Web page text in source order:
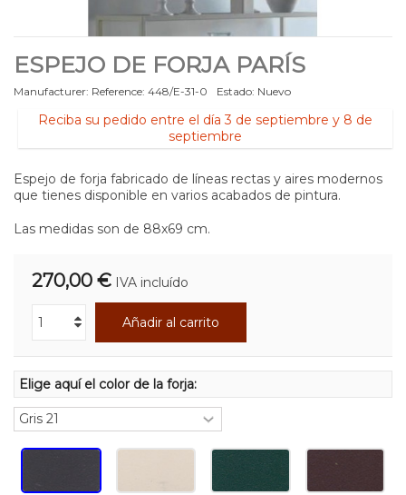
ESPEJO DE FORJA PARÍS
Manufacturer: Reference: 448/E-31-0 Estado: Nuevo
Reciba su pedido entre el día 3 de septiembre y 8 de
septiembre
Espejo de forja fabricado de líneas rectas y aires modernos
que tienes disponible en varios acabados de pintura.
Las medidas son de 88x69 cm.
270,00 € IVA incluído
Añadir al carrito
Elige aquí el color de la forja: